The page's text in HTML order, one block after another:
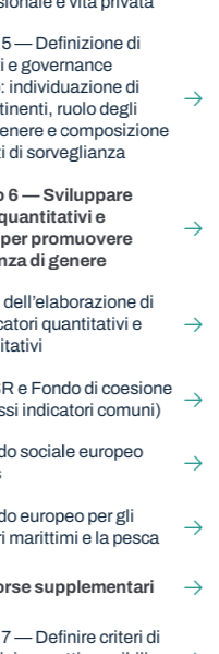
— Definizione di
e governance
individuazione di
ruolo degli
e composizione
di sorveglianza
6 — Sviluppare
e
promuovere
di genere
dell’elaborazione di
quantitativi e
e Fondo di coesione
indicatori comuni)
sociale europeo
europeo per gli
marittimi e la pesca
supplementari
— Definire criteri di